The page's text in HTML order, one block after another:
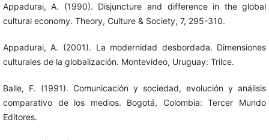
Appadurai, A. (1990). Disjuncture and difference in the global
cultural economy. Theory, Culture & Society, 7, 295-310.
Appadurai, A. (2001). La modernidad desbordada. Dimensiones
culturales de la globalización. Montevideo, Uruguay: Trilce.
Balle, F. (1991). Comunicación y sociedad, evolución y análisis
comparativo de los medios. Bogotá, Colombia: Tercer Mundo
Editores.